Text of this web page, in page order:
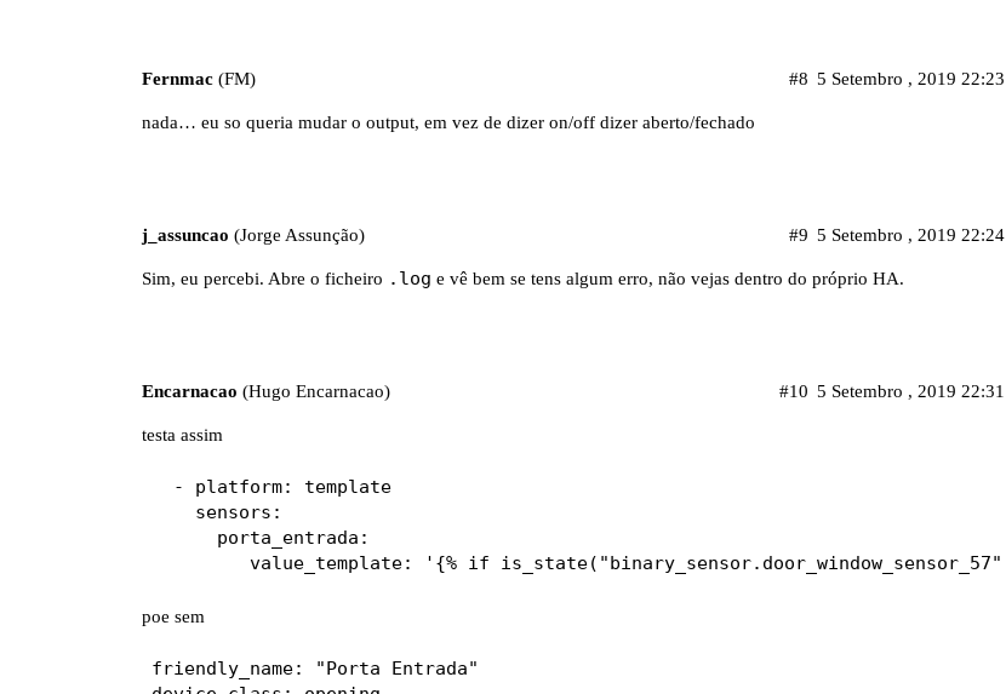
Fernmac (FM) 5 Setembro , 2019 22:23
#8
nada… eu so queria mudar o output, em vez de dizer on/off dizer aberto/fechado
j_assuncao (Jorge Assunção) 5 Setembro , 2019 22:24
#9
Sim, eu percebi. Abre o ficheiro .log e vê bem se tens algum erro, não vejas dentro do próprio HA.
Encarnacao (Hugo Encarnacao) 5 Setembro , 2019 22:31
#10
testa assim
  - platform: template
    sensors:
      porta_entrada:
poe sem
friendly_name: "Porta Entrada"